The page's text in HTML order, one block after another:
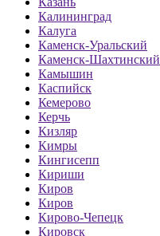
Калининград
Калуга
Каменск-Уральский
Каменск-Шахтинский
Камышин
Каспийск
Кемерово
Керчь
Кизляр
Кимры
Кингисепп
Кириши
Киров
Киров
Кирово-Чепецк
Кировск